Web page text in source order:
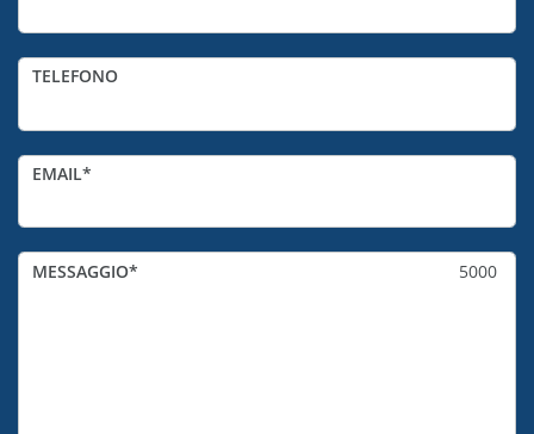
TELEFONO
EMAIL
MESSAGGIO 5000